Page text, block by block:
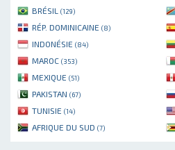
BRÉSIL (129)
RÉP. DOMINICAINE (8)
INDONÉSIE (84)
MAROC (353)
MEXIQUE (51)
PAKISTAN (67)
TUNISIE (14)
AFRIQUE DU SUD (7)